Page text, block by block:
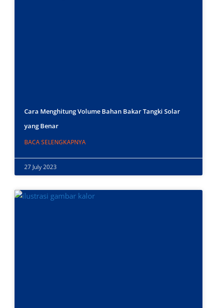
Cara Menghitung Volume Bahan Bakar Tangki Solar
yang Benar
BACA SELENGKAPNYA
27 July 2023